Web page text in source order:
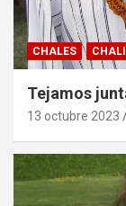
CHALES
Tejamos
13 octubre 2023